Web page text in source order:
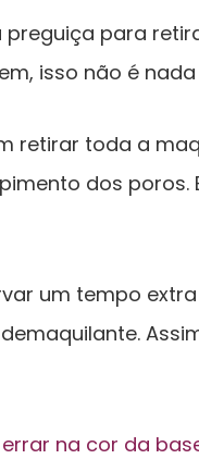
preguiça para
isso não é
retirar toda a
dos poros.
um tempo
na cor da